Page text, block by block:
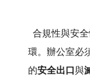
合規性與安
環。辦公室必
的安全出口與